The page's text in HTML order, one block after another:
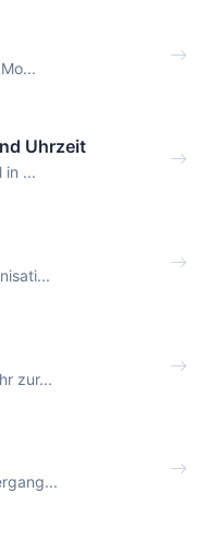
Uhrzeit
in ...
zur...